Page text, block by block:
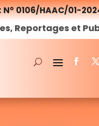
: N° 0106/HAAC/01-
et Publicités,